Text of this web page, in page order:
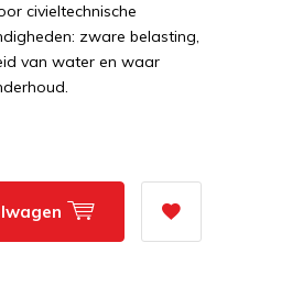
civieltechnische
zware belasting,
van water en waar